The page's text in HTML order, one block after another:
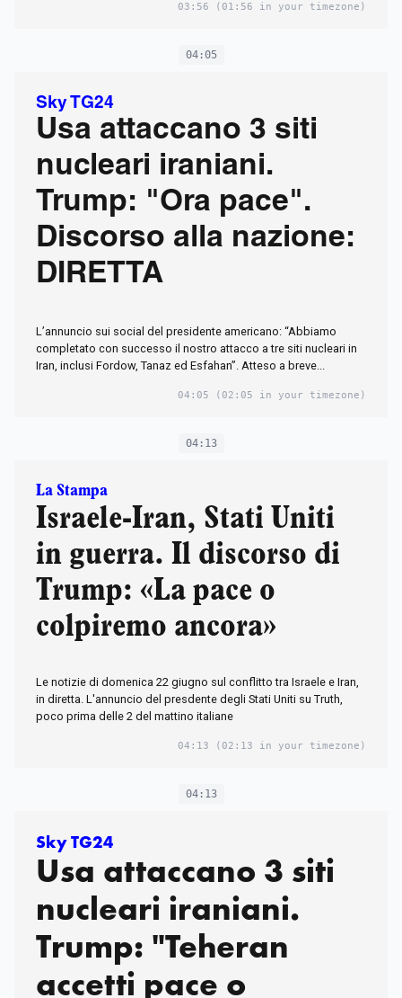
03:56 (01:56 in your timezone)
04:05
Sky TG24
Usa attaccano 3 siti
nucleari iraniani.
Trump: "Ora pace".
Discorso alla nazione:
DIRETTA
L’annuncio sui social del presidente americano: “Abbiamo
completato con successo il nostro attacco a tre siti nucleari in
Iran, inclusi Fordow, Tanaz ed Esfahan”. Atteso a breve...
04:05 (02:05 in your timezone)
04:13
La Stampa
Israele-Iran, Stati Uniti
in guerra. Il discorso di
Trump: «La pace o
colpiremo ancora»
Le notizie di domenica 22 giugno sul conflitto tra Israele e Iran,
in diretta. L'annuncio del presdente degli Stati Uniti su Truth,
poco prima delle 2 del mattino italiane
04:13 (02:13 in your timezone)
04:13
Sky TG24
Usa attaccano 3 siti
nucleari iraniani.
Trump: "Teheran
accetti pace o